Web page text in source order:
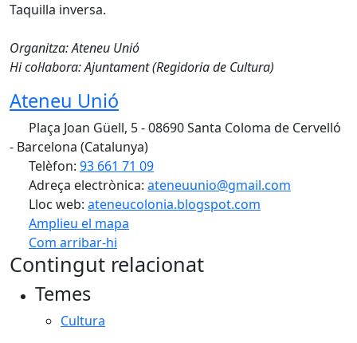
Taquilla inversa.
Organitza: Ateneu Unió
Hi col·labora: Ajuntament (Regidoria de Cultura)
Ateneu Unió
Plaça Joan Güell, 5 - 08690 Santa Coloma de Cervelló
- Barcelona (Catalunya)
Telèfon: 93 661 71 09
Adreça electrònica: ateneuunio@gmail.com
Lloc web: ateneucolonia.blogspot.com
Amplieu el mapa
Com arribar-hi
+
Contingut relacionat
Temes
Cultura